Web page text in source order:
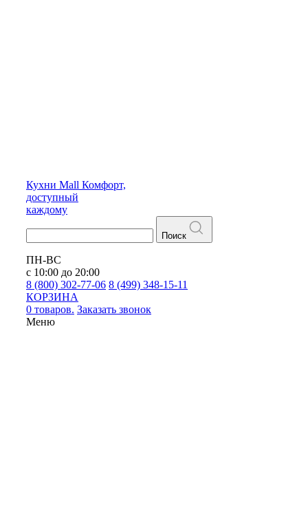
Кухни Mall Комфорт,
доступный
каждому
Поиск
ПН-ВС
с 10:00 до 20:00
8 (800) 302-77-06 8 (499) 348-15-11
КОРЗИНА
0 товаров. Заказать звонок
Меню